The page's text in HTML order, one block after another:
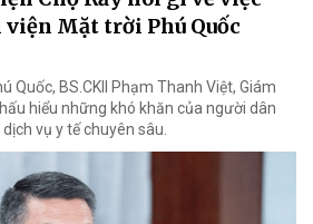
Mặt trời Phú Quốc
Quốc, BS.CKII Phạm Thanh Việt, Giám
hiểu những khó khăn của người dân
vụ y tế chuyên sâu.